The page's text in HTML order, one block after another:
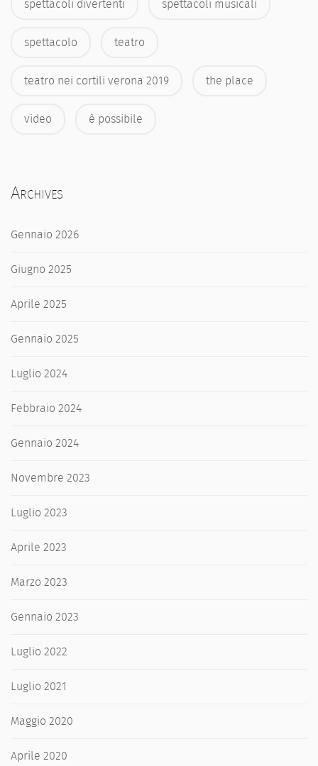
spettacoli divertenti spettacoli musicali
spettacolo teatro
teatro nei cortili verona 2019 the place
video è possibile
Archives
Gennaio 2026
Giugno 2025
Aprile 2025
Gennaio 2025
Luglio 2024
Febbraio 2024
Gennaio 2024
Novembre 2023
Luglio 2023
Aprile 2023
Marzo 2023
Gennaio 2023
Luglio 2022
Luglio 2021
Maggio 2020
Aprile 2020